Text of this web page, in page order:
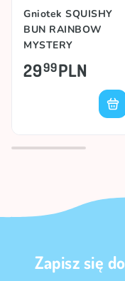
Gniotek SQUISHY
BUN RAINBOW
MYSTERY
DUMPLING
2999PLN
Zapisz się